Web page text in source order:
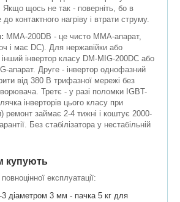
Якщо щось не так - поверніть, бо в
контактного нагріву і втрати струму.
ММА-200DB - це чисто MMA-апарат,
і має DC). Для нержавійки або
інвертор класу DM-MIG-200DC або
апарат. Друге - інвертор однофазний
від 380 В трифазної мережі без
Третє - у разі поломки IGBT-
інверторів цього класу при
ремонт займає 2-4 тижні і коштує 2000-
Без стабілізатора у нестабільній
купують
експлуатації:
діаметром 3 мм - пачка 5 кг для